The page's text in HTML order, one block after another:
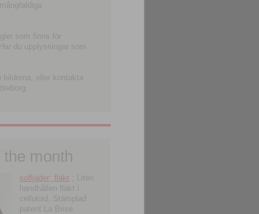
som finns för
du upplysningar som
eller kontakta
month
solfjäder; fläkt ; Liten
handhållen fläkt i
celluloid. Stämplad
patent La Brise.